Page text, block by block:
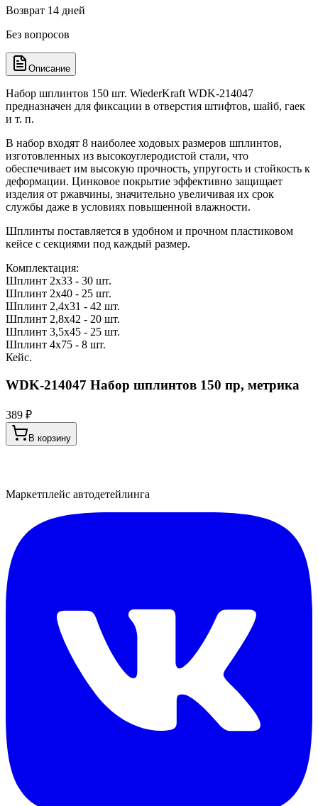
Возврат 14 дней
Без вопросов
Описание
Набор шплинтов 150 шт. WiederKraft WDK-214047
предназначен для фиксации в отверстия штифтов, шайб, гаек
и т. п.
В набор входят 8 наиболее ходовых размеров шплинтов,
изготовленных из высокоуглеродистой стали, что
обеспечивает им высокую прочность, упругость и стойкость к
деформации. Цинковое покрытие эффективно защищает
изделия от ржавчины, значительно увеличивая их срок
службы даже в условиях повышенной влажности.
Шплинты поставляется в удобном и прочном пластиковом
кейсе с секциями под каждый размер.
Комплектация:
Шплинт 2х33 - 30 шт.
Шплинт 2х40 - 25 шт.
Шплинт 2,4х31 - 42 шт.
Шплинт 2,8х42 - 20 шт.
Шплинт 3,5х45 - 25 шт.
Шплинт 4х75 - 8 шт.
Кейс.
WDK-214047 Набор шплинтов 150 пр, метрика
389 ₽
В корзину
Маркетплейс автодетейлинга